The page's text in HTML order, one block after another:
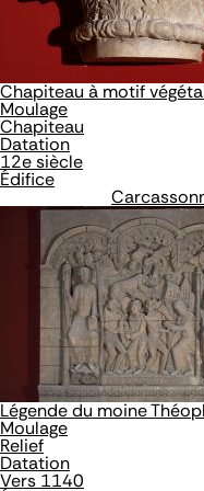
Chapiteau à motif
Moulage
Chapiteau
Datation
12e siècle
Édifice
Légende du moine
Moulage
Relief
Datation
Vers 1140